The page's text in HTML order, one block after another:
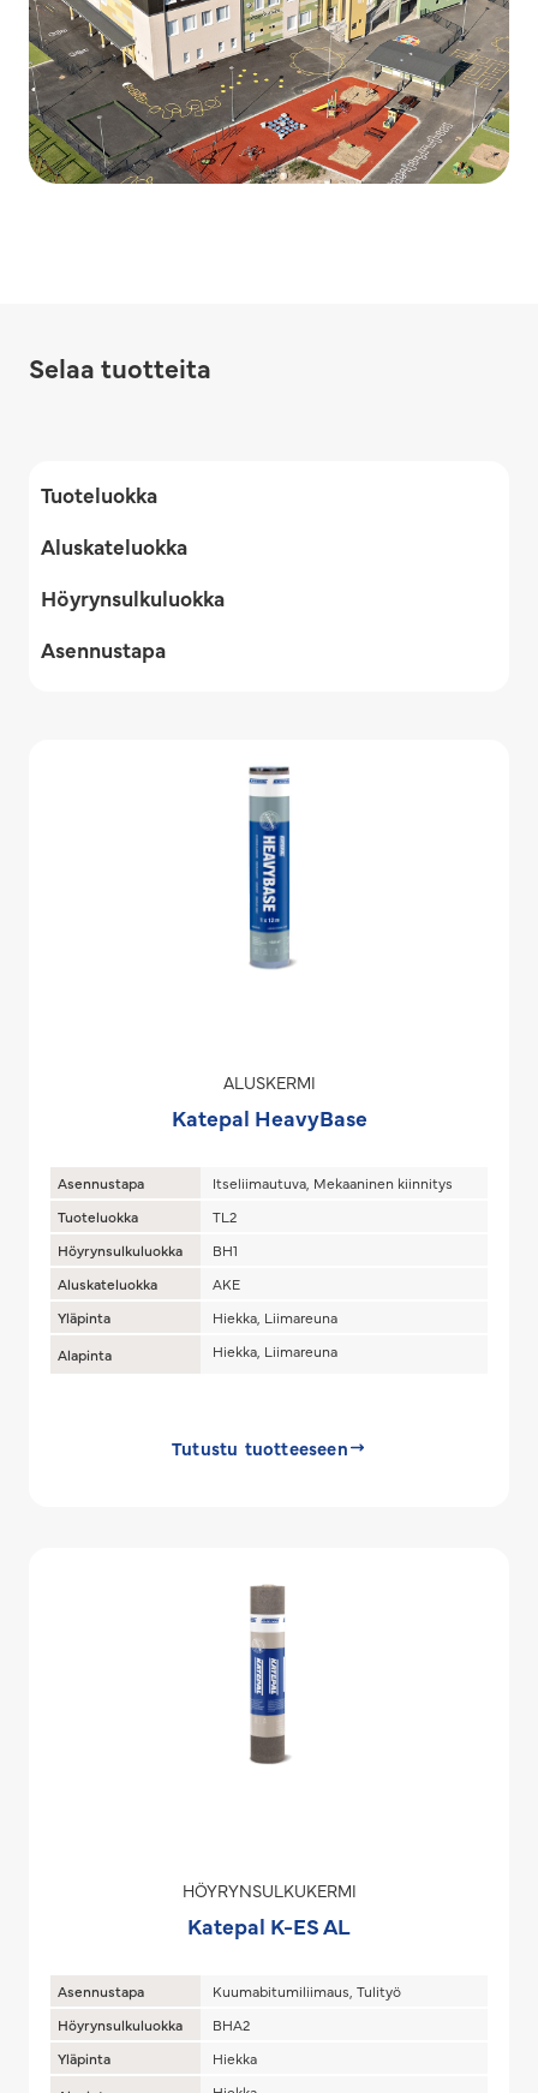
Selaa tuotteita
Tuoteluokka
Aluskateluokka
Höyrynsulkuluokka
Asennustapa
ALUSKERMI
Katepal HeavyBase
Asennustapa
Itseliimautuva, Mekaaninen kiinnitys
Tuoteluokka
TL2
Höyrynsulkuluokka
BH1
Aluskateluokka
AKE
Yläpinta
Hiekka, Liimareuna
Alapinta
Hiekka, Liimareuna
Tutustu tuotteeseen
HÖYRYNSULKUKERMI
Katepal K-ES AL
Asennustapa
Kuumabitumiliimaus, Tulityö
Höyrynsulkuluokka
BHA2
Yläpinta
Hiekka